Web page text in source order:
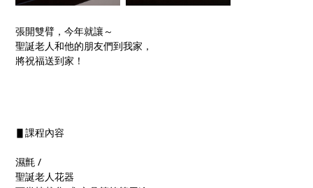
張開雙臂，今年就讓～
聖誕老人和他的朋友們到我家，
將祝福送到家！
▋課程內容
濕氈 /
聖誕老人花器